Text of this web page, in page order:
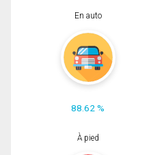
En auto
88.62 %
À pied